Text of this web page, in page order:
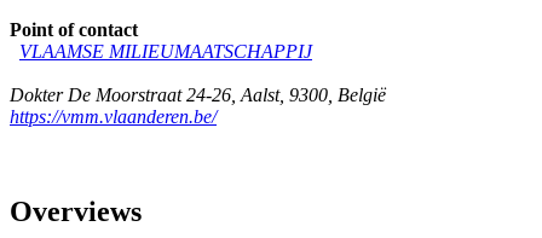
Point of contact
VLAAMSE MILIEUMAATSCHAPPIJ
Dokter De Moorstraat 24-26 Aalst, 9300 België
https://vmm.vlaanderen.be/
Overviews